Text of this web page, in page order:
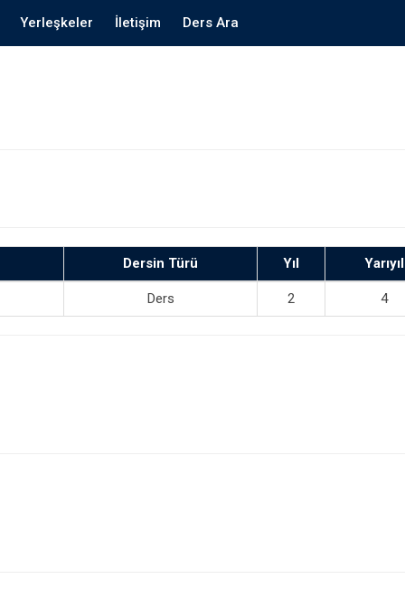
Yerleşkeler İletişim Ders Ara
Dersin Türü Yıl Yarıyıl
Ders 2 4